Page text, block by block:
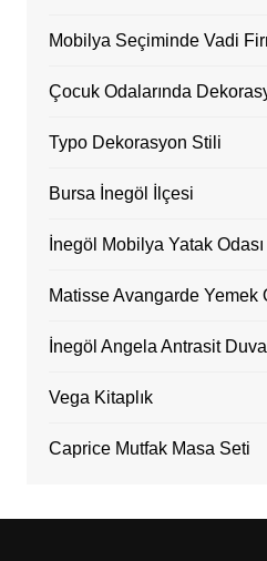
Mobilya Seçiminde Vadi
Çocuk Odalarında
Typo Dekorasyon Stili
Bursa İnegöl İlçesi
İnegöl Mobilya Yatak Odası
Matisse Avangarde Yemek
İnegöl Angela Antrasit
Vega Kitaplık
Caprice Mutfak Masa Seti